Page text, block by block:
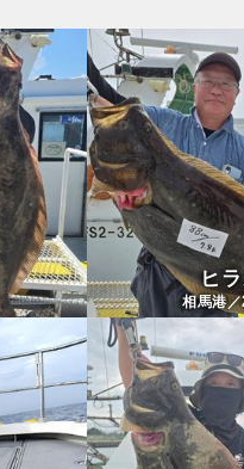
ヒ
相馬港／